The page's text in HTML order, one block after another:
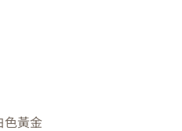
色黃金